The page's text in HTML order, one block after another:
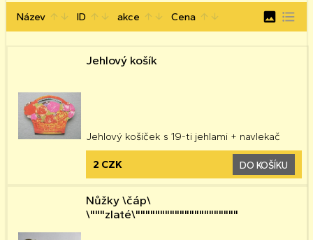
Název arrow_upward arrow_downward ID arrow_upward arrow_downward akce arrow_upward arrow_downward Cena arrow_upward arrow_downward image format_list_bulleted
Jehlový košík
Jehlový košíček s 19-ti jehlami + navlekač
2 CZK DO KOŠÍKU
Nůžky \čáp\
\"""zlaté\"""""""""""""""""""""